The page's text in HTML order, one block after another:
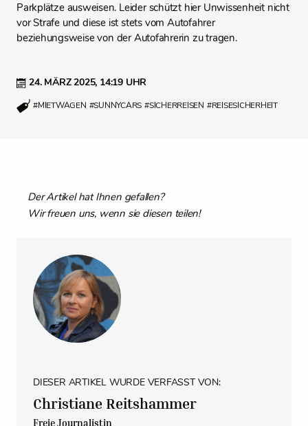
24. MÄRZ 2025, 14:19 UHR
#MIETWAGEN #SUNNYCARS #SICHERREISEN #REISESICHERHEIT
Parkplätze ausweisen. Leider schützt hier Unwissenheit nicht
vor Strafe und diese ist stets vom Autofahrer
beziehungsweise von der Autofahrerin zu tragen.
Der Artikel hat Ihnen gefallen?
Wir freuen uns, wenn sie diesen teilen!
DIESER ARTIKEL WURDE VERFASST VON:
Christiane Reitshammer
Freie Journalistin